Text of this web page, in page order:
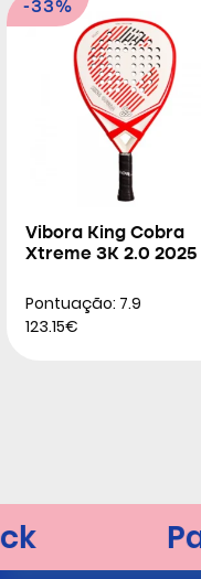
-33%
Vibora King Cobra
Xtreme 3K 2.0 2025
Pontuação: 7.9
123.15€